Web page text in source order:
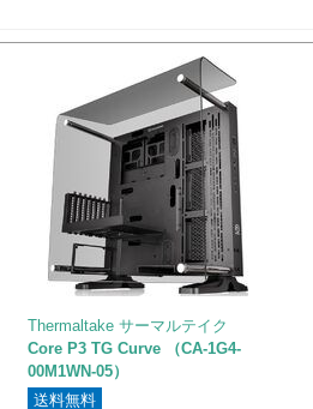
Thermaltake サーマルテイク
Core P3 TG Curve （CA-1G4-
00M1WN-05）
送料無料